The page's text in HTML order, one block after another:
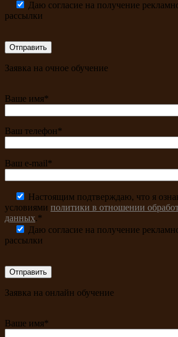
Даю согласие на получение
рассылки
Заявка на очное обучение
Ваше имя*
Ваш телефон*
Ваш e-mail*
Настоящим подтверждаю, что я
условиями политики в отношении
данных.*
Даю согласие на получение
рассылки
Заявка на онлайн обучение
Ваше имя*